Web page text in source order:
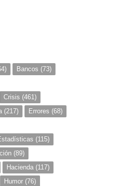
Bancos (73)
Crisis (461)
(217) Errores (68)
(115)
(89)
Hacienda (117)
Humor (76)